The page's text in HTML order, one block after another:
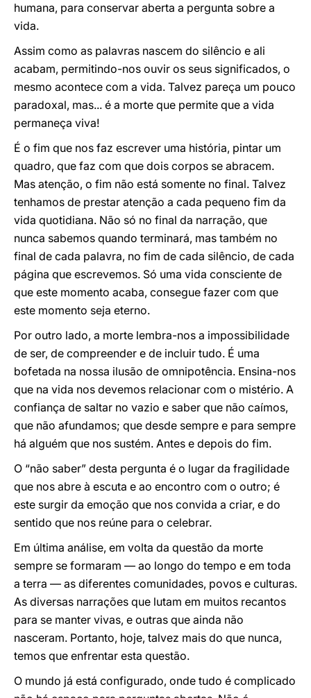
humana, para conservar aberta a pergunta sobre a
vida.
Assim como as palavras nascem do silêncio e ali
acabam, permitindo-nos ouvir os seus significados, o
mesmo acontece com a vida. Talvez pareça um pouco
paradoxal, mas... é a morte que permite que a vida
permaneça viva!
É o fim que nos faz escrever uma história, pintar um
quadro, que faz com que dois corpos se abracem.
Mas atenção, o fim não está somente no final. Talvez
tenhamos de prestar atenção a cada pequeno fim da
vida quotidiana. Não só no final da narração, que
nunca sabemos quando terminará, mas também no
final de cada palavra, no fim de cada silêncio, de cada
página que escrevemos. Só uma vida consciente de
que este momento acaba, consegue fazer com que
este momento seja eterno.
Por outro lado, a morte lembra-nos a impossibilidade
de ser, de compreender e de incluir tudo. É uma
bofetada na nossa ilusão de omnipotência. Ensina-nos
que na vida nos devemos relacionar com o mistério. A
confiança de saltar no vazio e saber que não caímos,
que não afundamos; que desde sempre e para sempre
há alguém que nos sustém. Antes e depois do fim.
O “não saber” desta pergunta é o lugar da fragilidade
que nos abre à escuta e ao encontro com o outro; é
este surgir da emoção que nos convida a criar, e do
sentido que nos reúne para o celebrar.
Em última análise, em volta da questão da morte
sempre se formaram — ao longo do tempo e em toda
a terra — as diferentes comunidades, povos e culturas.
As diversas narrações que lutam em muitos recantos
para se manter vivas, e outras que ainda não
nasceram. Portanto, hoje, talvez mais do que nunca,
temos que enfrentar esta questão.
O mundo já está configurado, onde tudo é complicado